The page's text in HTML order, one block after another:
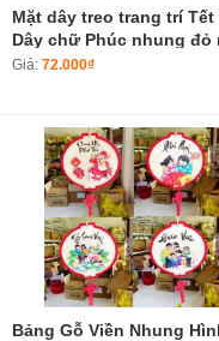
Mặt dây treo trang trí Tết
Dây chữ Phúc nhung đỏ
mắn Túi tiền tài lộc
Giá: 72.000₫
Bảng Gỗ Viền Nhung